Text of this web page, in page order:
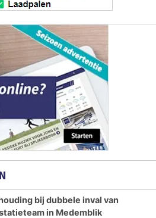
bij dubbele inval van
in Medemblik